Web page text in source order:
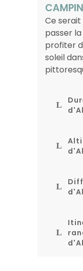
Ce
passer
profiter
soleil